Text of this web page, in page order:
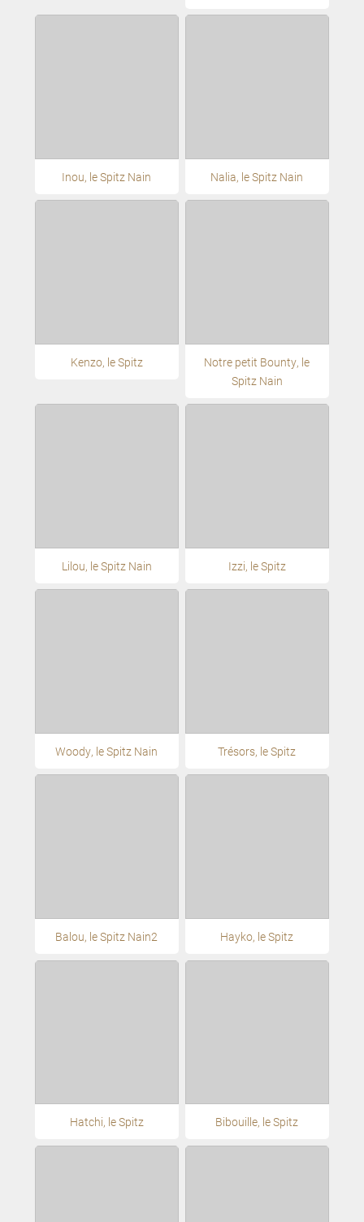
Inou, le Spitz Nain Nalia, le Spitz Nain
Kenzo, le Spitz
Notre petit Bounty, le
Spitz Nain
Lilou, le Spitz Nain Izzi, le Spitz
Woody, le Spitz Nain Trésors, le Spitz
Balou, le Spitz Nain2 Hayko, le Spitz
Hatchi, le Spitz Bibouille, le Spitz